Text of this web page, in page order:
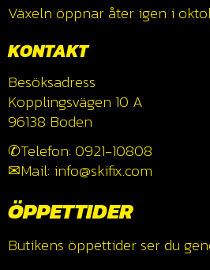
Växeln öppnar åter igen i
KONTAKT
Besöksadress
Kopplingsvägen 10 A
96138 Boden
✆Telefon: 0921-10808
✉Mail: info@skifix.com
ÖPPETTIDER
Butikens öppettider ser du